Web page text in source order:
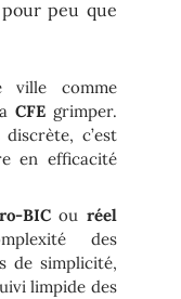
pour peu que
ville comme
CFEgrimper.
c’est
en efficacité
BIC ou réel
des
de simplicité,
limpide des